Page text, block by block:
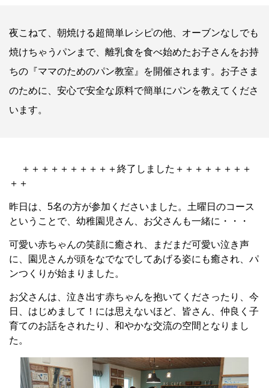
夜こねて、朝焼ける超簡単レシピの他、オーブンなしでも
焼けちゃうパンまで、離乳食を食べ始めたお子さんをお持
ちの『ママのためのパン教室』を開催されます。お子さま
のために、安心で安全な原料で簡単にパンを教えてくださ
います。
＋＋＋＋＋＋＋＋＋＋終了しました＋＋＋＋＋＋＋＋
＋＋
昨日は、5名の方が参加くださいました。土曜日のコース
ということで、幼稚園児さん、お父さんも一緒に・・・
可愛い赤ちゃんの笑顔に癒され、まだまだ可愛い泣き声
に、園児さんが頭をなでなでしてあげる姿にも癒され、パ
ンつくりが始まりました。
お父さんは、泣き出す赤ちゃんを抱いてくださったり、今
日、はじめまして！には思えないほど、皆さん、仲良く子
育てのお話をされたり、和やかな交流の空間となりまし
た。